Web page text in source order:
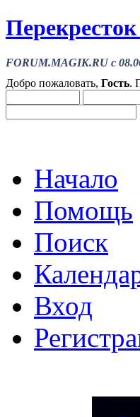
FORUM.MAGIK.RU c
Добро пожаловать, Гость.
Начало
Помощь
Поиск
Вход